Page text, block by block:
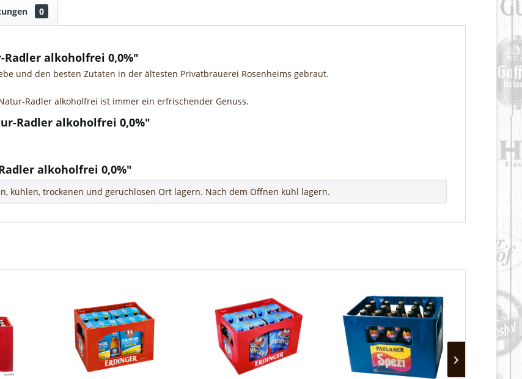
0
alkoholfrei 0,0%"
und den besten Zutaten in der ältesten Privatbrauerei Rosenheims gebraut.
Radler alkoholfrei ist immer ein erfrischender Genuss.
Radler alkoholfrei 0,0%"
alkoholfrei 0,0%"
kühlen, trockenen und geruchlosen Ort lagern. Nach dem Öffnen kühl lagern.